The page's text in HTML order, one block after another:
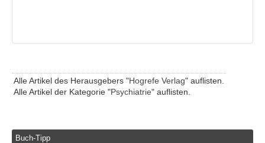
Alle Artikel des Herausgebers "Hogrefe Verlag" auflisten.
Alle Artikel der Kategorie "Psychiatrie" auflisten.
Buch-Tipp